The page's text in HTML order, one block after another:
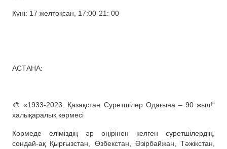
Күні: 17 желтоқсан, 17:00-21: 00
АСТАНА:
🎨 «1933-2023. Қазақстан Суретшілер Одағына – 90 жыл!“
халықаралық көрмесі
Көрмеде еліміздің әр өңірінен келген суретшілердің,
сондай-ақ Қырғызстан, Өзбекстан, Әзірбайжан, Тәжікстан,